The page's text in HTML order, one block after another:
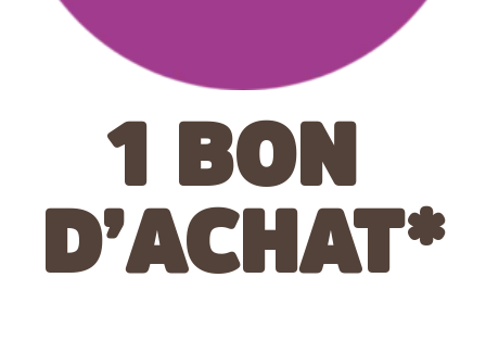
1 BON
D’ACHAT*